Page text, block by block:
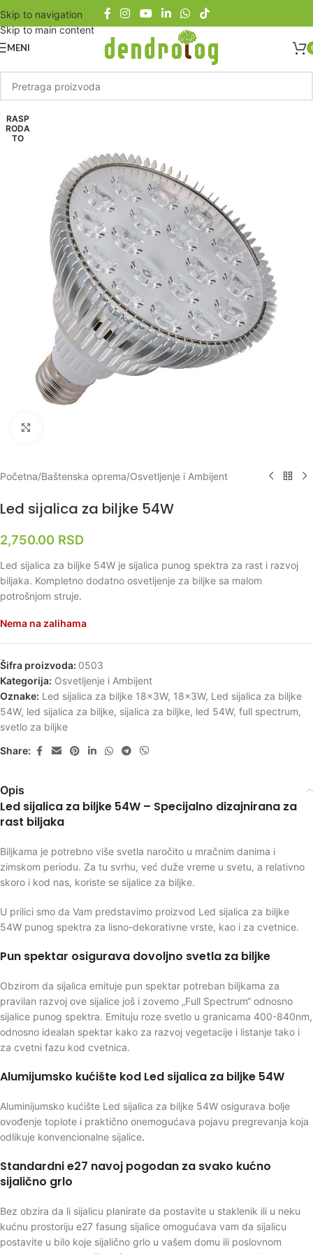
Skip to navigation
Skip to main content
MENI
RASP
RODA
TO
Početna/Baštenska oprema/Osvetljenje i Ambijent
Led sijalica za biljke 54W
2,750.00 RSD
Led sijalica za biljke 54W je sijalica punog spektra za rast i razvoj
biljaka. Kompletno dodatno osvetljenje za biljke sa malom
potrošnjom struje.
Nema na zalihama
Šifra proizvoda: 0503
Kategorija: Osvetljenje i Ambijent
Oznake: Led sijalica za biljke 18x3W, 18x3W, Led sijalica za biljke
54W, led sijalica za biljke, sijalica za biljke, led 54W, full spectrum,
svetlo za biljke
Share:
Opis
Led sijalica za biljke 54W – Specijalno dizajnirana za
rast biljaka
Biljkama je potrebno više svetla naročito u mračnim danima i
zimskom periodu. Za tu svrhu, već duže vreme u svetu, a relativno
skoro i kod nas, koriste se sijalice za biljke.
U prilici smo da Vam predstavimo proizvod Led sijalica za biljke
54W punog spektra za lisno-dekorativne vrste, kao i za cvetnice.
Pun spektar osigurava dovoljno svetla za biljke
Obzirom da sijalica emituje pun spektar potreban biljkama za
pravilan razvoj ove sijalice još i zovemo „Full Spectrum“ odnosno
sijalice punog spektra. Emituju roze svetlo u granicama 400-840nm,
odnosno idealan spektar kako za razvoj vegetacije i listanje tako i
za cvetni fazu kod cvetnica.
Alumijumsko kućište kod Led sijalica za biljke 54W
Aluminijumsko kućište Led sijalica za biljke 54W osigurava bolje
ovođenje toplote i praktično onemogućava pojavu pregrevanja koja
odlikuje konvencionalne sijalice.
Standardni e27 navoj pogodan za svako kućno
sijalično grlo
Bez obzira da li sijalicu planirate da postavite u staklenik ili u neku
kućnu prostoriju e27 fasung sijalice omogućava vam da sijalicu
postavite u bilo koje sijalično grlo u vašem domu ili poslovnom